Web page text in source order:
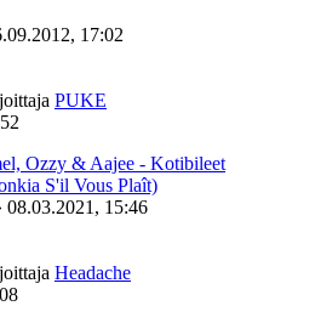
17:02
PUKE
Ozzy & Aajee - Kotibileet
S'il Vous Plaît)
08.03.2021, 15:46
Headache